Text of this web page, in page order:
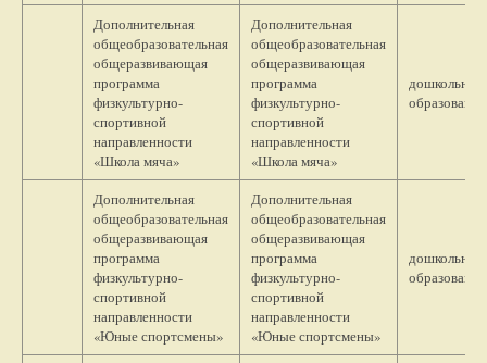
Дополнительная
общеобразовательная
общеразвивающая
программа
физкультурно-
спортивной
направленности
«Школа мяча»
Дополнительная
общеобразовательная
общеразвивающая
программа
физкультурно-
спортивной
направленности
«Школа мяча»
дошкольное
образование
Дополнительная
общеобразовательная
общеразвивающая
программа
физкультурно-
спортивной
направленности
«Юные спортсмены»
Дополнительная
общеобразовательная
общеразвивающая
программа
физкультурно-
спортивной
направленности
«Юные спортсмены»
дошкольное
образование